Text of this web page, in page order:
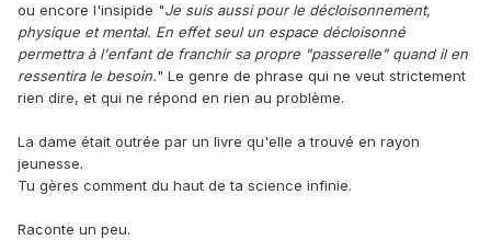
ou encore l'insipide "Je suis aussi pour le décloisonnement,
physique et mental. En effet seul un espace décloisonné
permettra à l'enfant de franchir sa propre "passerelle" quand il en
ressentira le besoin." Le genre de phrase qui ne veut strictement
rien dire, et qui ne répond en rien au problème.
La dame était outrée par un livre qu'elle a trouvé en rayon
jeunesse.
Tu gères comment du haut de ta science infinie.
Raconte un peu.